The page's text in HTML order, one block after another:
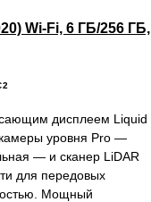
Wi-Fi, 6 ГБ/256 ГБ,
дисплеем Liquid
уровня Pro —
— и сканер LiDAR
для передовых
Мощный